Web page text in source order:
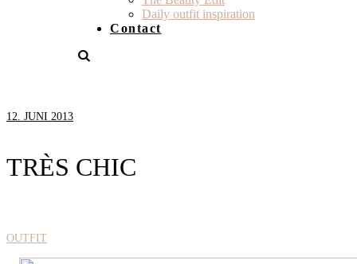
Daily outfit inspiration
Contact
12. JUNI 2013
TRÈS CHIC
OUTFIT